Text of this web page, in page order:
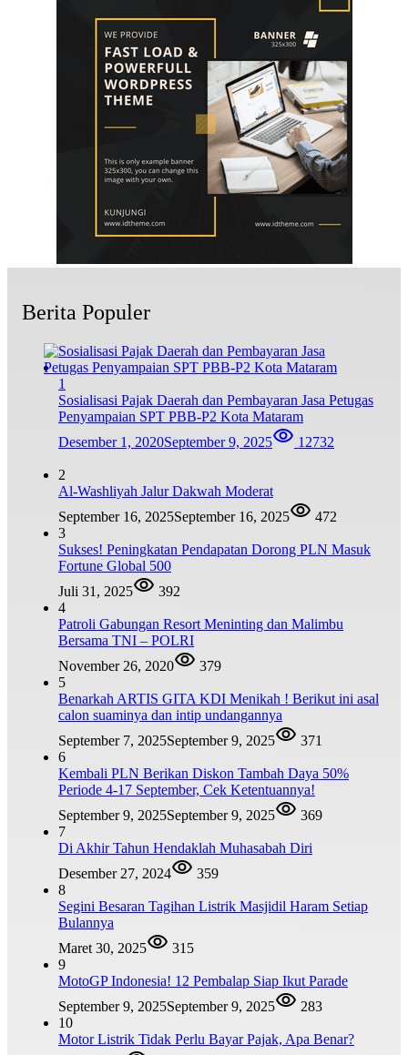
Berita Populer
1
Sosialisasi Pajak Daerah dan Pembayaran Jasa Petugas
Penyampaian SPT PBB-P2 Kota Mataram
Desember 1, 2020September 9, 2025 12732
2
Al-Washliyah Jalur Dakwah Moderat
September 16, 2025September 16, 2025
472
3
Sukses! Peningkatan Pendapatan Dorong PLN Masuk
Fortune Global 500
Juli 31, 2025
392
4
Patroli Gabungan Resort Meninting dan Malimbu
Bersama TNI – POLRI
November 26, 2020
379
5
Benarkah ARTIS GITA KDI Menikah ! Berikut ini asal
calon suaminya dan intip undangannya
September 7, 2025September 9, 2025
371
6
Kembali PLN Berikan Diskon Tambah Daya 50%
Periode 4-17 September, Cek Ketentuannya!
September 9, 2025September 9, 2025
369
7
Di Akhir Tahun Hendaklah Muhasabah Diri
Desember 27, 2024
359
8
Segini Besaran Tagihan Listrik Masjidil Haram Setiap
Bulannya
Maret 30, 2025
315
9
MotoGP Indonesia! 12 Pembalap Siap Ikut Parade
September 9, 2025September 9, 2025
283
10
Motor Listrik Tidak Perlu Bayar Pajak, Apa Benar?